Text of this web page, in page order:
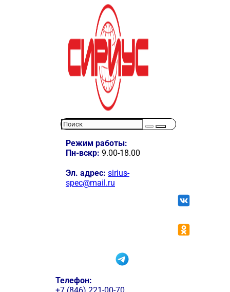
Режим работы:
Пн-вскр: 9.00-18.00
Эл. адрес: sirius-
spec@mail.ru
Телефон: